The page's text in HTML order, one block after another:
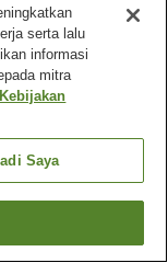
kecantikan
serta lalu
informasi
mitra
Kebijakan
Saya